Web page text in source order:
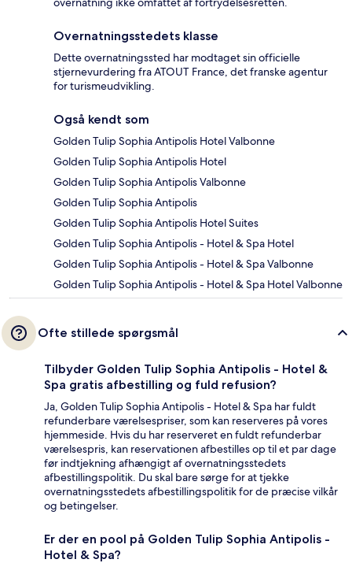
Overnatningsstedets klasse
Dette overnatningssted har modtaget sin officielle
stjernevurdering fra ATOUT France, det franske agentur
for turismeudvikling.
Også kendt som
Golden Tulip Sophia Antipolis Hotel Valbonne
Golden Tulip Sophia Antipolis Hotel
Golden Tulip Sophia Antipolis Valbonne
Golden Tulip Sophia Antipolis
Golden Tulip Sophia Antipolis Hotel Suites
Golden Tulip Sophia Antipolis - Hotel & Spa Hotel
Golden Tulip Sophia Antipolis - Hotel & Spa Valbonne
Golden Tulip Sophia Antipolis - Hotel & Spa Hotel Valbonne
Ofte stillede spørgsmål
Tilbyder Golden Tulip Sophia Antipolis - Hotel &
Spa gratis afbestilling og fuld refusion?
Ja, Golden Tulip Sophia Antipolis - Hotel & Spa har fuldt
refunderbare værelsespriser, som kan reserveres på vores
hjemmeside. Hvis du har reserveret en fuldt refunderbar
værelsespris, kan reservationen afbestilles op til et par dage
før indtjekning afhængigt af overnatningsstedets
afbestillingspolitik. Du skal bare sørge for at tjekke
overnatningsstedets afbestillingspolitik for de præcise vilkår
og betingelser.
Er der en pool på Golden Tulip Sophia Antipolis -
Hotel & Spa?